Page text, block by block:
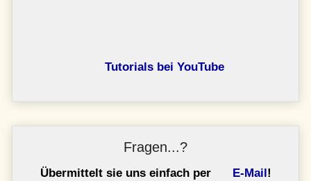
Tutorials bei YouTube
Fragen...?
Übermittelt sie uns einfach per E-Mail!